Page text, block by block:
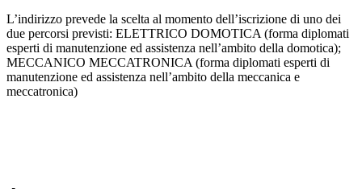
L’indirizzo prevede la scelta al momento dell’iscrizione di uno dei
due percorsi previsti: ELETTRICO DOMOTICA (forma diplomati
esperti di manutenzione ed assistenza nell’ambito della domotica);
MECCANICO MECCATRONICA (forma diplomati esperti di
manutenzione ed assistenza nell’ambito della meccanica e
meccatronica)